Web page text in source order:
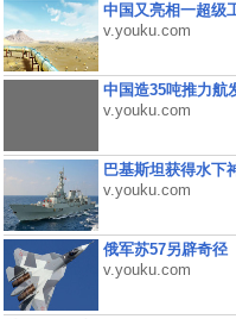
中国又亮相一超级
v.youku.com
中国造35吨推力航
v.youku.com
巴基斯坦获得水下
v.youku.com
俄军苏57另辟奇径
v.youku.com